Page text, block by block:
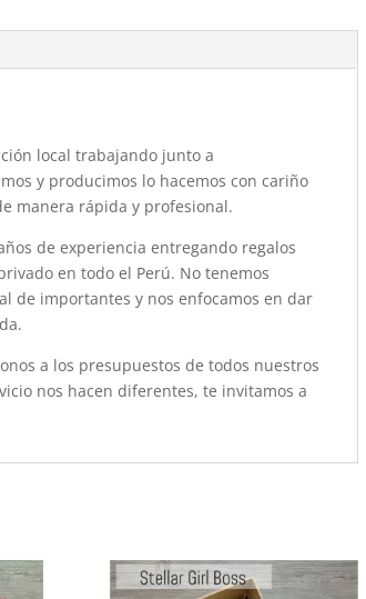
local trabajando junto a
y producimos lo hacemos con cariño
manera rápida y profesional.
de experiencia entregando regalos
en todo el Perú. No tenemos
de importantes y nos enfocamos en dar
a los presupuestos de todos nuestros
nos hacen diferentes, te invitamos a